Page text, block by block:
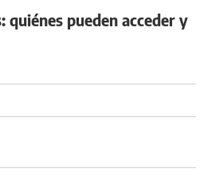
pueden acceder y